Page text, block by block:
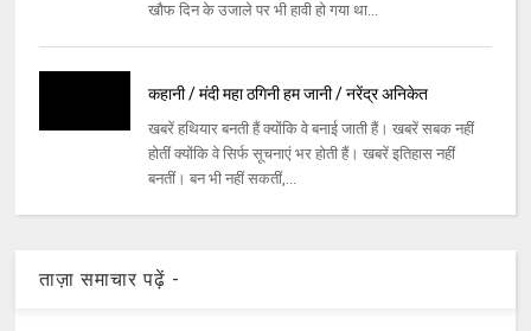
खौफ दिन के उजाले पर भी हावी हो गया था...
कहानी / मंदी महा ठगिनी हम जानी / नरेंद्र अनिकेत
खबरें हथियार बनती हैं क्योंकि वे बनाई जाती हैं। खबरें सबक नहीं
होतीं क्योंकि वे सिर्फ सूचनाएं भर होती हैं। खबरें इतिहास नहीं
बनतीं। बन भी नहीं सकतीं,...
ताज़ा समाचार पढ़ें -